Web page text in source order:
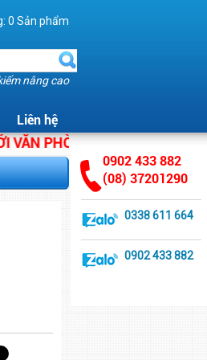
0 Sản phẩm
nâng cao
Liên hệ
PHÒNG PHẨM ÁNH HẰNG.
0902 433 882
(08) 37201290
0338 611 664
0902 433 882